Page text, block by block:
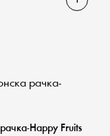
Happy Fruits